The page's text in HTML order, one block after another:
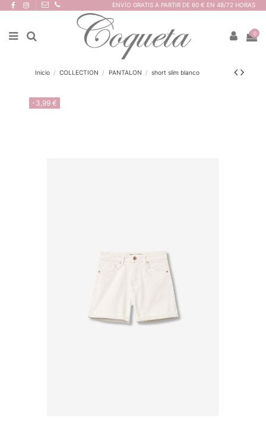
ENVÍO GRATIS A PARTIR DE 60 € EN 48/72 HORAS
0
Inicio COLLECTION PANTALON short slim blanco
-3,99 €